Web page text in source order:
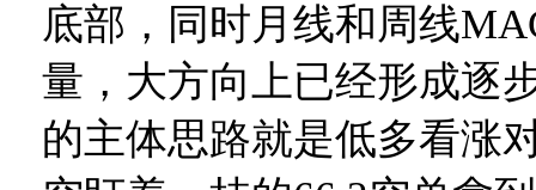
底部，同时月线和周线
量，大方向上已经形成逐
的主体思路就是低多看涨